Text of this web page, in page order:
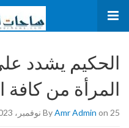
الحكيم يشدد
المرأة من كافة
ByAmr Admin on 25 نوفمبر، 2023